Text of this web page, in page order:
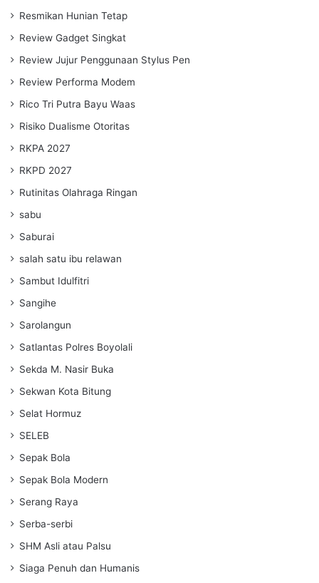
Resmikan Hunian Tetap
Review Gadget Singkat
Review Jujur Penggunaan Stylus Pen
Review Performa Modem
Rico Tri Putra Bayu Waas
Risiko Dualisme Otoritas
RKPA 2027
RKPD 2027
Rutinitas Olahraga Ringan
sabu
Saburai
salah satu ibu relawan
Sambut Idulfitri
Sangihe
Sarolangun
Satlantas Polres Boyolali
Sekda M. Nasir Buka
Sekwan Kota Bitung
Selat Hormuz
SELEB
Sepak Bola
Sepak Bola Modern
Serang Raya
Serba-serbi
SHM Asli atau Palsu
Siaga Penuh dan Humanis